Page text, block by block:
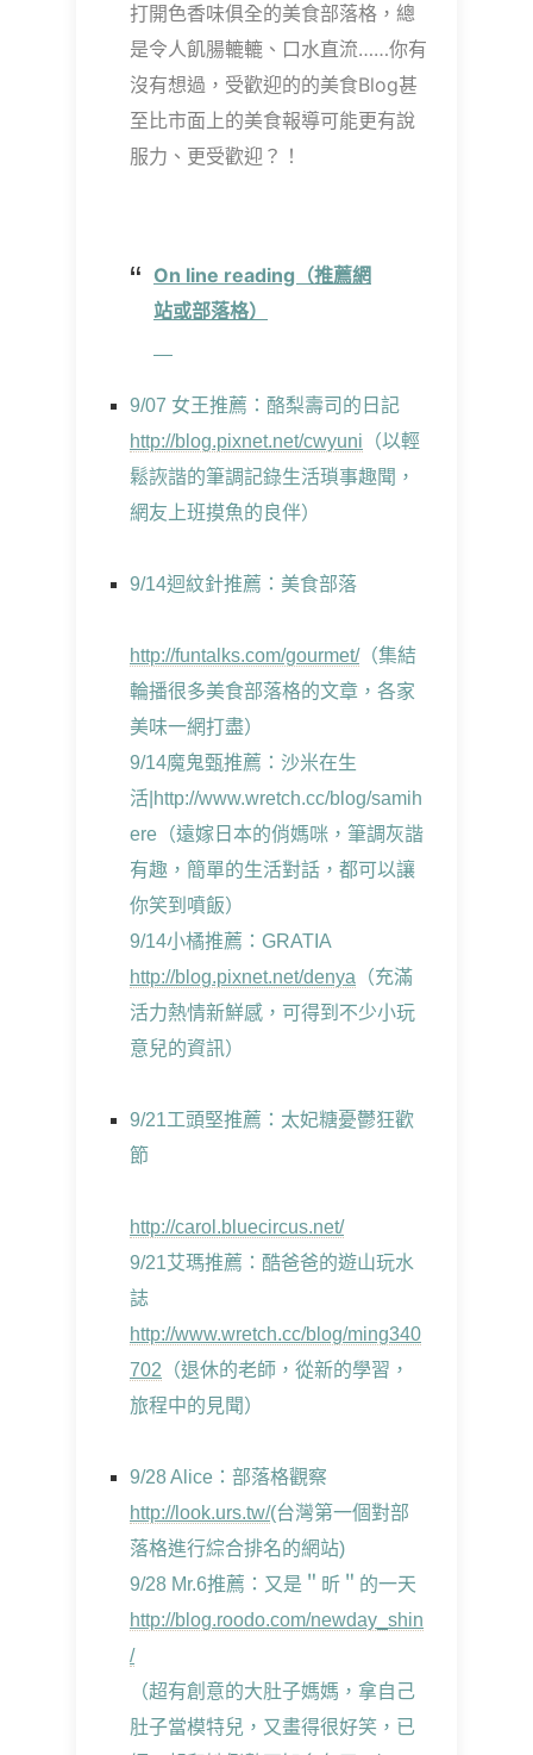
打開色香味俱全的美食部落格，總
是令人飢腸轆轆、口水直流……你有
沒有想過，受歡迎的的美食Blog甚
至比市面上的美食報導可能更有說
服力、更受歡迎？！
On line reading（推薦網
站或部落格）
9/07 女王推薦：酪梨壽司的日記
http://blog.pixnet.net/cwyuni （以輕
鬆詼諧的筆調記錄生活瑣事趣聞，
網友上班摸魚的良伴）
9/14迴紋針推薦：美食部落
http://funtalks.com/gourmet/（集結
輪播很多美食部落格的文章，各家
美味一網打盡）
9/14魔鬼甄推薦：沙米在生
活|http://www.wretch.cc/blog/samih
ere（遠嫁日本的俏媽咪，筆調灰諧
有趣，簡單的生活對話，都可以讓
你笑到噴飯）
9/14小橘推薦：GRATIA
http://blog.pixnet.net/denya （充滿
活力熱情新鮮感，可得到不少小玩
意兒的資訊）
9/21工頭堅推薦：太妃糖憂鬱狂歡
節
http://carol.bluecircus.net/
9/21艾瑪推薦：酷爸爸的遊山玩水
誌
http://www.wretch.cc/blog/ming340
702 （退休的老師，從新的學習，
旅程中的見聞）
9/28 Alice：部落格觀察
http://look.urs.tw/(台灣第一個對部
落格進行綜合排名的網站)
9/28 Mr.6推薦：又是＂昕＂的一天
http://blog.roodo.com/newday_shin
/
（超有創意的大肚子媽媽，拿自己
肚子當模特兒，又畫得很好笑，已